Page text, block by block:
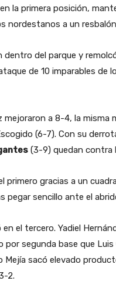
la primera posición,
nordestanos a un
del parque y
de 10 imparables de
a 8-4, la misma
(6-7). Con su
(3-9) quedan contra
gracias a un
pegar sencillo ante el
el tercero. Yadiel
por segunda base que
sacó elevado
2.